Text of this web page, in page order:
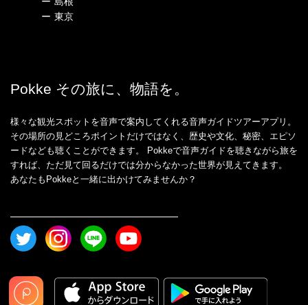
ー 東京
Pokke その旅に、物語を。
様々な観光スポットを音声で案内してくれる音声ガイドツアーアプリ。
その場所の見どころポイントだけではなく、歴史や文化、秘密、エピソ
ードなども聴くことができます。 Pokkeで音声ガイドを聴きながら旅を
すれば、ただ見て回るだけでは分からなかった世界が見えてきます。
あなたもPokkeと一緒に出かけてみませんか？